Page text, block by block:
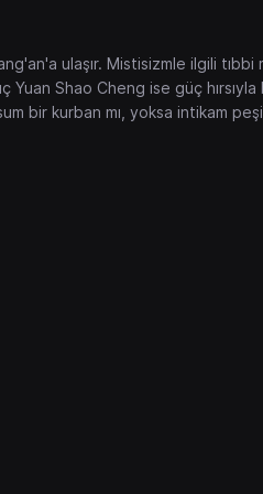
ulaşır. Mistisizmle ilgili
Yuan Shao Cheng ise güç
bir kurban mı, yoksa intikam